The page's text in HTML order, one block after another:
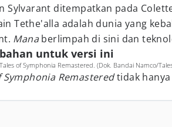
Sylvarant ditempatkan pada
Tethe'alla adalah dunia yang
Manaberlimpah di sini dan
untuk versi ini
of Symphonia Remastered. (Dok. Bandai Namco/
Symphonia Remasteredtidak